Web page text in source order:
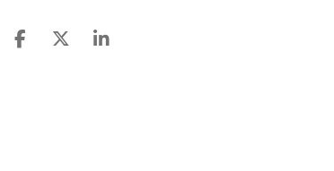
D
D
S